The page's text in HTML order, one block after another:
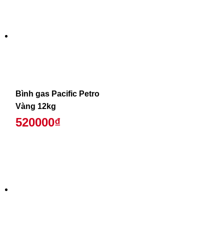
Bình gas Pacific Petro
Vàng 12kg
520000₫